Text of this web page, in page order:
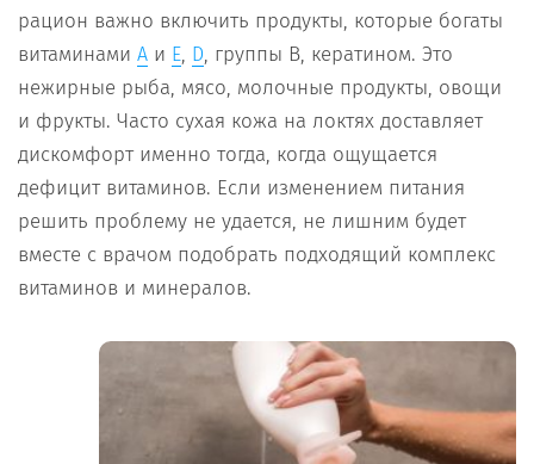
рацион важно включить продукты, которые богаты
витаминами А и Е, D, группы B, кератином. Это
нежирные рыба, мясо, молочные продукты, овощи
и фрукты. Часто сухая кожа на локтях доставляет
дискомфорт именно тогда, когда ощущается
дефицит витаминов. Если изменением питания
решить проблему не удается, не лишним будет
вместе с врачом подобрать подходящий комплекс
витаминов и минералов.